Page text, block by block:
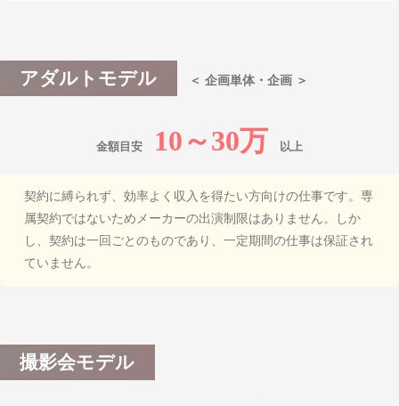
アダルトモデル ＜ 企画単体・企画 ＞
金額目安 10～30万 以上
契約に縛られず、効率よく収入を得たい方向けの仕事です。 専
属契約ではないためメーカーの出演制限はありません。
しか
し、契約は一回ごとのものであり、一定期間の仕事は保証され
ていません。
撮影会モデル